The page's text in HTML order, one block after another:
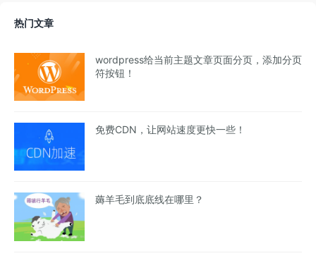
热门文章
wordpress给当前主题文章页面分页，添加分页
符按钮！
免费CDN，让网站速度更快一些！
薅羊毛到底底线在哪里？